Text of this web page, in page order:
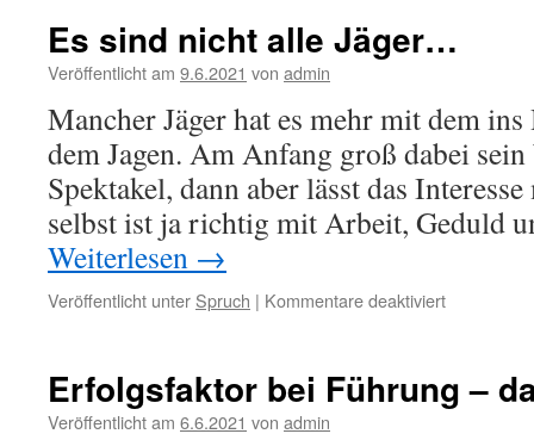
Leben
Es sind nicht alle Jäger…
Veröffentlicht am 9.6.2021 von admin
Mancher Jäger hat es mehr mit dem
dem Jagen. Am Anfang groß dabei
Spektakel, dann aber lässt das
selbst ist ja richtig mit Arbeit, Geduld
Weiterlesen →
Veröffentlicht unter Spruch | Kommentare deaktiviertfür
alle
Erfolgsfaktor bei Führung –
Veröffentlicht am 6.6.2021 von admin